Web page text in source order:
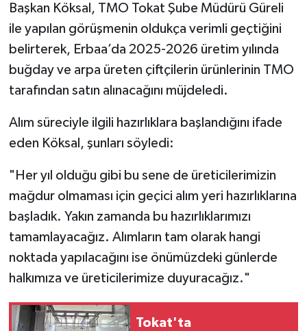
Başkan Köksal, TMO Tokat Şube Müdürü Güreli
ile yapılan görüşmenin oldukça verimli geçtiğini
belirterek, Erbaa’da 2025-2026 üretim yılında
buğday ve arpa üreten çiftçilerin ürünlerinin TMO
tarafından satın alınacağını müjdeledi.
Alım süreciyle ilgili hazırlıklara başlandığını ifade
eden Köksal, şunları söyledi:
"Her yıl olduğu gibi bu sene de üreticilerimizin
mağdur olmaması için geçici alım yeri hazırlıklarına
başladık. Yakın zamanda bu hazırlıklarımızı
tamamlayacağız. Alımların tam olarak hangi
noktada yapılacağını ise önümüzdeki günlerde
halkımıza ve üreticilerimize duyuracağız."
Tokat'ta